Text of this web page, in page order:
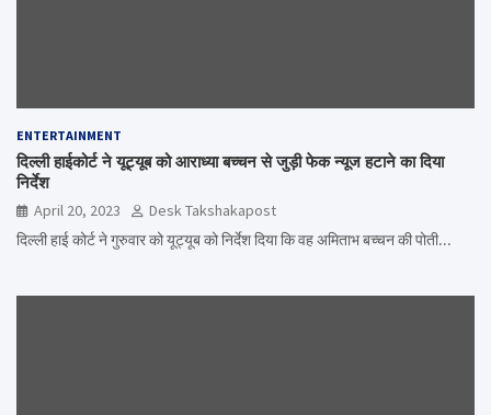
ENTERTAINMENT
दिल्ली हाईकोर्ट ने यूट्यूब को आराध्या बच्चन से जुड़ी फेक न्यूज हटाने का दिया
निर्देश
April 20, 2023
Desk Takshakapost
दिल्ली हाई कोर्ट ने गुरुवार को यूट्यूब को निर्देश दिया कि वह अमिताभ बच्चन की पोती…